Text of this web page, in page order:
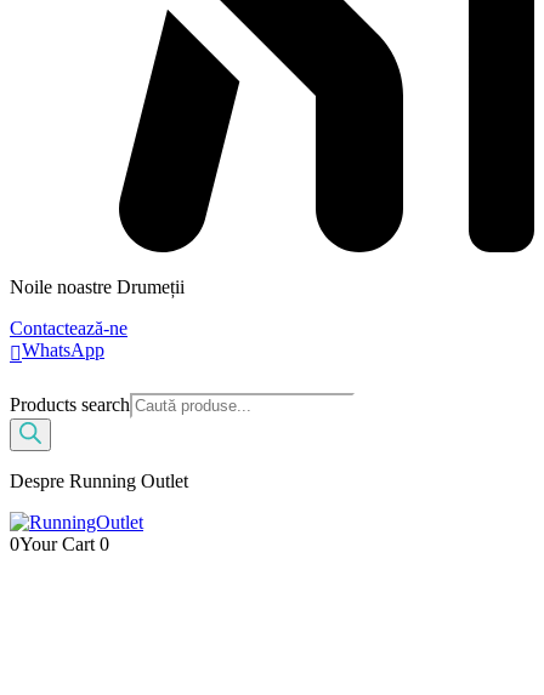
Noile noastre Drumeții
Contactează-ne
WhatsApp
Products search
Despre Running Outlet
0Your Cart 0